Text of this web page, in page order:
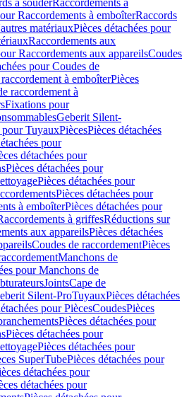
à souderRaccordements à
Raccordements à emboîterRaccords
matériauxPièces détachées pour
Raccordements aux
Raccordements aux appareilsCoudes
pour Coudes de
à emboîterPièces
raccordement à
Fixations pour
Geberit Silent-
pour TuyauxPiècesPièces détachées
pour
détachées pour
Pièces détachées pour
Pièces détachées pour
Pièces détachées pour
à emboîterPièces détachées pour
à griffesRéductions sur
aux appareilsPièces détachées
Coudes de raccordementPièces
Manchons de
pour Manchons de
JointsCape de
Silent-ProTuyauxPièces détachées
pour PiècesCoudesPièces
Pièces détachées pour
Pièces détachées pour
Pièces détachées pour
SuperTubePièces détachées pour
détachées pour
détachées pour